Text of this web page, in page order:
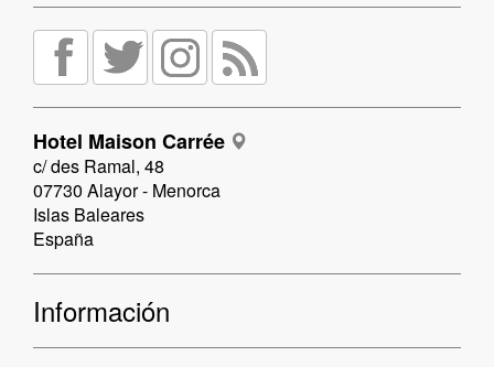
Hotel Maison Carrée
c/ des Ramal, 48
07730 Alayor - Menorca
Islas Baleares
España
Información